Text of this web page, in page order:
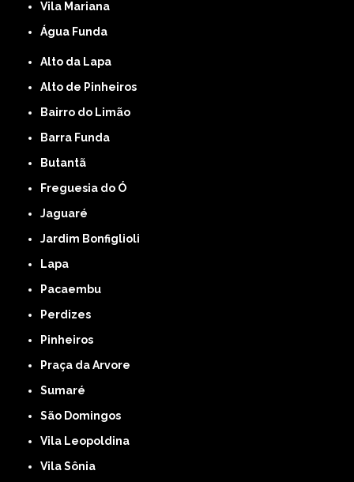
Vila Mariana
Água Funda
Alto da Lapa
Alto de Pinheiros
Bairro do Limão
Barra Funda
Butantã
Freguesia do Ó
Jaguaré
Jardim Bonfiglioli
Lapa
Pacaembu
Perdizes
Pinheiros
Praça da Arvore
Sumaré
São Domingos
Vila Leopoldina
Vila Sônia